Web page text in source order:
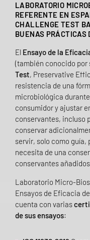
LABORATORIO
REFERENTE EN
CHALLENGE TEST
BUENAS PRÁCTICAS
El Ensayo de la
(también conocido por
Test, Preservative
resistencia de una
microbiológica
consumidor y ajustar
conservantes, incluso
conservar
servir, solo como guía,
necesita de una
conservantes
Laboratorio Micro-
Ensayos de Eficacia
cuenta con varias
de sus ensayos: